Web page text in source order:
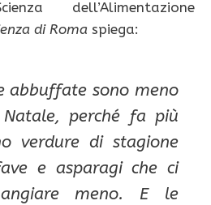
dell’Alimentazione
di Roma spiega:
abbuffate sono meno
perché fa più
verdure di stagione
e asparagi che ci
meno. E le